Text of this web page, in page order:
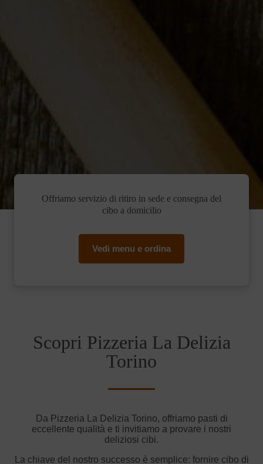
Offriamo servizio di ritiro in sede e consegna del
cibo a domicilio
Vedi menu e ordina
Scopri Pizzeria La Delizia
Torino
Da Pizzeria La Delizia Torino, offriamo pasti di
eccellente qualità e ti invitiamo a provare i nostri
deliziosi cibi.
La chiave del nostro successo è semplice: fornire cibo di